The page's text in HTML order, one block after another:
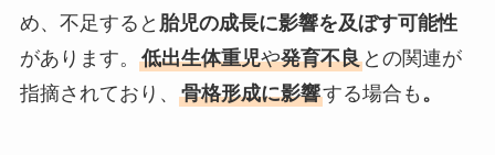
め、不足すると 胎児の成長に影響を及ぼす可能性
があります。 低出生体重児や発育不良との関連が
指摘されており、 骨格形成に影響する場合も 。